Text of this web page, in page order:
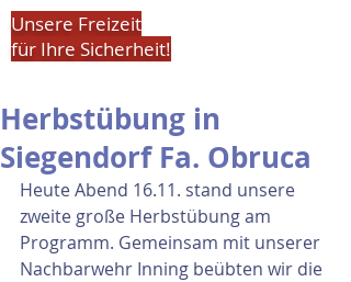
Unsere Freizeit
für Ihre Sicherheit!
Herbstübung in
Siegendorf Fa. Obruca
Heute Abend 16.11. stand unsere
zweite große Herbstübung am
Programm. Gemeinsam mit unserer
Nachbarwehr Inning beübten wir die